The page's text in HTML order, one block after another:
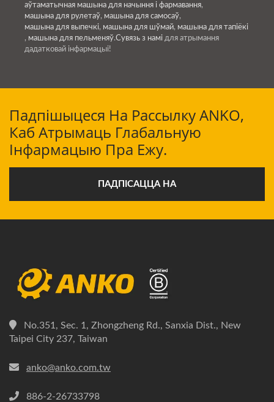
аўтаматычная машына для начыння і фармавання,
машына для рулетаў, машына для самосаў,
машына для выпечкі, машына для шўмай, машына для тапіёкі
, машына для пельменяў.Сувязь з намі для атрымання
дадатковай інфармацыі!
Падпішыцеся На Рассылку ANKO,
Каб Атрымаць Глабальную
Інфармацыю Пра Ежу.
ПАДПІСАЦЦА НА
No.351, Sec. 1, Zhongzheng Rd., Sanxia Dist., New
Taipei City 237, Taiwan
anko@anko.com.tw
886-2-26733798